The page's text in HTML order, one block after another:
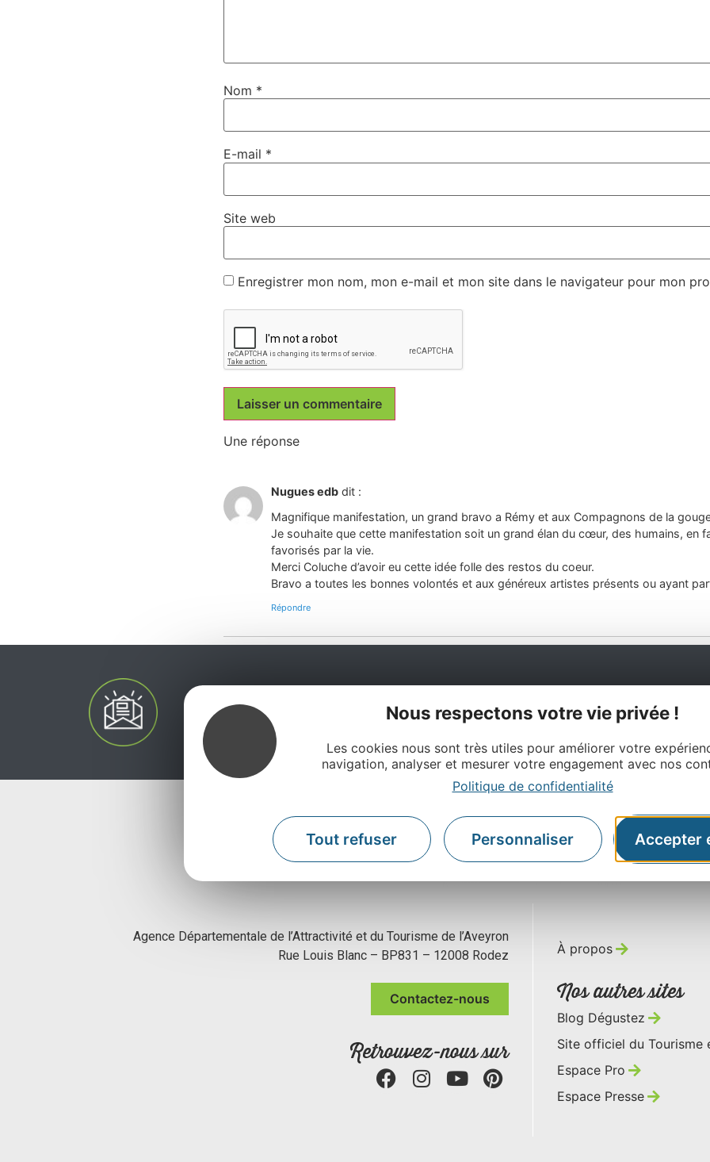
Nous respectons votre vie privée !
Les cookies nous sont très utiles pour améliorer votre
navigation, analyser et mesurer votre engagement avec nos
Politique de confidentialité
Tout refuser Personnaliser Accepter
Nom *
E-mail *
Site web
Enregistrer mon nom, mon e-mail et mon site dans le navigateur pour mon
Une réponse
Nugues edb dit :
Magnifique manifestation, un grand bravo a Rémy et aux Compagnons de la
Je souhaite que cette manifestation soit un grand élan du cœur, des humains, en
favorisés par la vie.
Merci Coluche d’avoir eu cette idée folle des restos du coeur.
Bravo a toutes les bonnes volontés et aux généreux artistes présents ou ayant
Répondre
inspirer pour profiter pleinement de votre séjour en
Agence Départementale de l’Attractivité et du Tourisme de l’Aveyron
Rue Louis Blanc – BP831 – 12008 Rodez
Contactez-nous
Retrouvez-nous sur
À propos
Nos autres sites
Blog Dégustez
Site officiel du Tourisme
Espace Pro
Espace Presse